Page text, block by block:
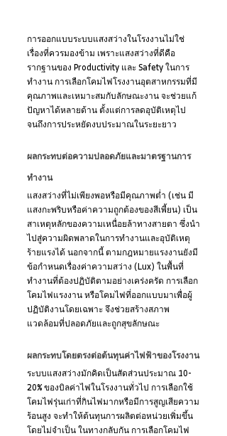
การออกแบบระบบแสงสว่างในโรงงานไม่ใช่
เรื่องที่ควรมองข้าม เพราะแสงสว่างที่ดีคือ
รากฐานของ Productivity และ Safety ในการ
ทำงาน การเลือกโคมไฟโรงงานอุตสาหกรรมที่มี
คุณภาพและเหมาะสมกับลักษณะงาน จะช่วยแก้
ปัญหาได้หลายด้าน ตั้งแต่การลดอุบัติเหตุไป
จนถึงการประหยัดงบประมาณในระยะยาว
ผลกระทบต่อความปลอดภัยและมาตรฐานการ
ทำงาน
แสงสว่างที่ไม่เพียงพอหรือมีคุณภาพต่ำ (เช่น มี
แสงกะพริบหรือค่าความถูกต้องของสีเพี้ยน) เป็น
สาเหตุหลักของความเหนื่อยล้าทางสายตา ซึ่งนำ
ไปสู่ความผิดพลาดในการทำงานและอุบัติเหตุ
ร้ายแรงได้ นอกจากนี้ ตามกฎหมายแรงงานยังมี
ข้อกำหนดเรื่องค่าความสว่าง (Lux) ในพื้นที่
ทำงานที่ต้องปฏิบัติตามอย่างเคร่งครัด การเลือก
โคมไฟแรงงาน หรือโคมไฟที่ออกแบบมาเพื่อผู้
ปฏิบัติงานโดยเฉพาะ จึงช่วยสร้างสภาพ
แวดล้อมที่ปลอดภัยและถูกสุขลักษณะ
ผลกระทบโดยตรงต่อต้นทุนค่าไฟฟ้าของโรงงาน
ระบบแสงสว่างมักคิดเป็นสัดส่วนประมาณ 10-
20% ของบิลค่าไฟในโรงงานทั่วไป การเลือกใช้
โคมไฟรุ่นเก่าที่กินไฟมากหรือมีการสูญเสียความ
ร้อนสูง จะทำให้ต้นทุนการผลิตต่อหน่วยเพิ่มขึ้น
โดยไม่จำเป็น ในทางกลับกัน การเลือกโคมไฟ